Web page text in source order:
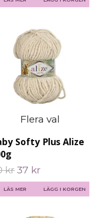
Flera val
Softy Plus Alize
kr37 kr
LÄS MER LÄGG I KORGEN